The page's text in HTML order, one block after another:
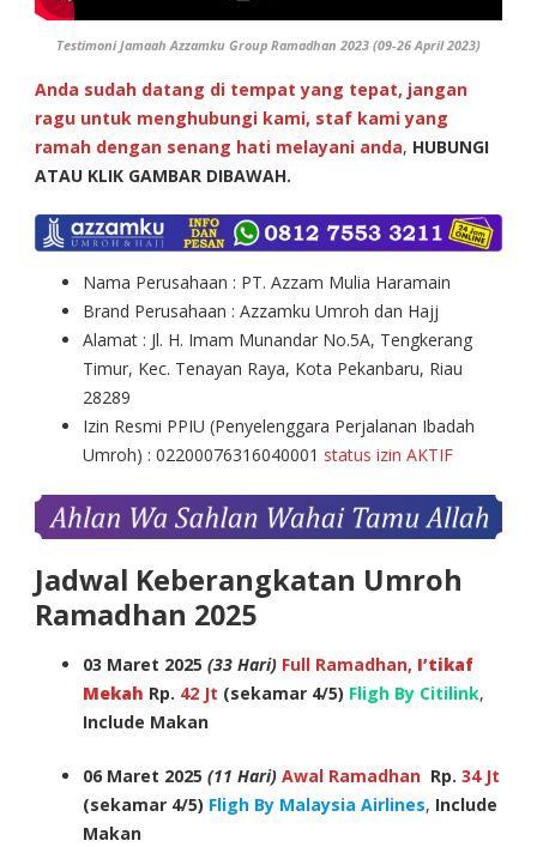
Testimoni Jamaah Azzamku Group Ramadhan 2023 (09-26 April 2023)
Anda sudah datang di tempat yang tepat, jangan
ragu untuk menghubungi kami, staf kami yang
ramah dengan senang hati melayani anda, HUBUNGI
ATAU KLIK GAMBAR DIBAWAH.
Nama Perusahaan : PT. Azzam Mulia Haramain
Brand Perusahaan : Azzamku Umroh dan Hajj
Alamat : Jl. H. Imam Munandar No.5A, Tengkerang
Timur, Kec. Tenayan Raya, Kota Pekanbaru, Riau
28289
Izin Resmi PPIU (Penyelenggara Perjalanan Ibadah
Umroh) : 02200076316040001 status izin AKTIF
Jadwal Keberangkatan Umroh
Ramadhan 2025
03 Maret 2025 (33 Hari) Full Ramadhan, I’tikaf
Mekah Rp. 42 Jt (sekamar 4/5) Fligh By Citilink,
Include Makan
06 Maret 2025 (11 Hari) Awal Ramadhan Rp. 34 Jt
(sekamar 4/5) Fligh By Malaysia Airlines, Include
Makan